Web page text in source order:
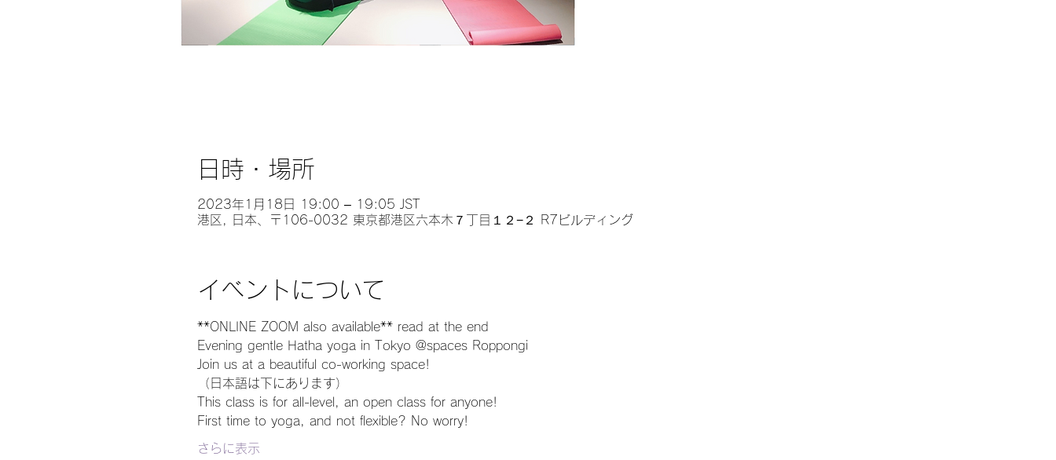
日時・場所
2023年1月18日 19:00 – 19:05 JST
港区, 日本、〒106-0032 東京都港区六本木７丁目１２−２ R7ビルディング
イベントについて
**ONLINE ZOOM also available** read at the end
Evening gentle Hatha yoga in Tokyo @spaces Roppongi
Join us at a beautiful co-working space!
（日本語は下にあります）
This class is for all-level, an open class for anyone!
First time to yoga, and not flexible? No worry!
さらに表示